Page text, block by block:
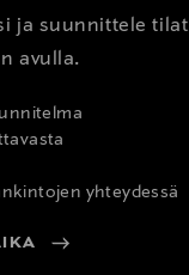
ja suunnittele tilat
avulla.
yhteydessä